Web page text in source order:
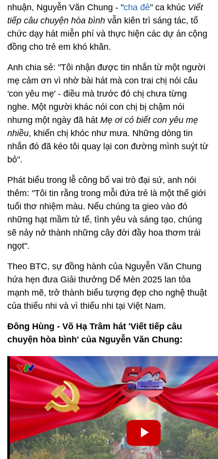
nhuận, Nguyễn Văn Chung - "cha đẻ" ca khúc Viết
tiếp câu chuyện hòa bình vẫn kiên trì sáng tác, tổ
chức dạy hát miễn phí và thực hiện các dự án cộng
đồng cho trẻ em khó khăn.
Anh chia sẻ: "Tôi nhận được tin nhắn từ một người
mẹ cảm ơn vì nhờ bài hát mà con trai chị nói câu
'con yêu mẹ' - điều mà trước đó chị chưa từng
nghe. Một người khác nói con chị bị chậm nói
nhưng một ngày đã hát Mẹ ơi có biết con yêu mẹ
nhiều, khiến chị khóc như mưa. Những dòng tin
nhắn đó đã kéo tôi quay lại con đường mình suýt từ
bỏ".
Phát biểu trong lễ công bố vai trò đại sứ, anh nói
thêm: "Tôi tin rằng trong mỗi đứa trẻ là một thế giới
tuổi thơ nhiệm màu. Nếu chúng ta gieo vào đó
những hạt mầm tử tế, tình yêu và sáng tạo, chúng
sẽ nảy nở thành những cây đời đầy hoa thơm trái
ngọt".
Theo BTC, sự đồng hành của Nguyễn Văn Chung
hứa hẹn đưa Giải thưởng Dế Mèn 2025 lan tỏa
mạnh mẽ, trở thành biểu tượng đẹp cho nghệ thuật
của thiếu nhi và vì thiếu nhi tại Việt Nam.
Đông Hùng - Võ Hạ Trâm hát 'Viết tiếp câu
chuyện hòa bình' của Nguyễn Văn Chung: